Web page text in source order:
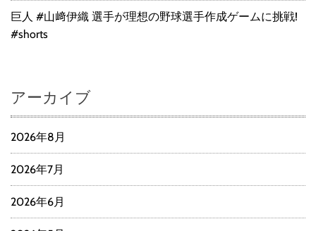
巨人 #山﨑伊織 選手が理想の野球選手作成ゲームに挑戦!
#shorts
アーカイブ
2026年8月
2026年7月
2026年6月